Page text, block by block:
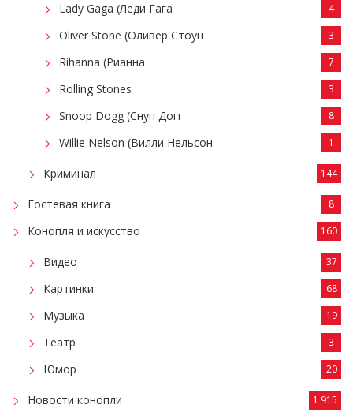
Lady Gaga (Леди Гага 4
Oliver Stone (Оливер Стоун 3
Rihanna (Рианна 7
Rolling Stones 3
Snoop Dogg (Снуп Догг 8
Willie Nelson (Вилли Нельсон 1
Криминал 144
Гостевая книга 8
Конопля и искусство 160
Видео 37
Картинки 68
Музыка 19
Театр 3
Юмор 20
Новости конопли 1 915